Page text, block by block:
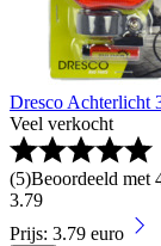
Dresco Achterlicht
Veel verkocht
(5)Beoordeeld met
3.79
Prijs: 3.79 euro